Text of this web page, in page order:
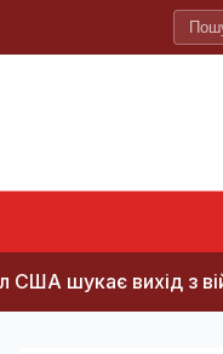
вихід з війни в